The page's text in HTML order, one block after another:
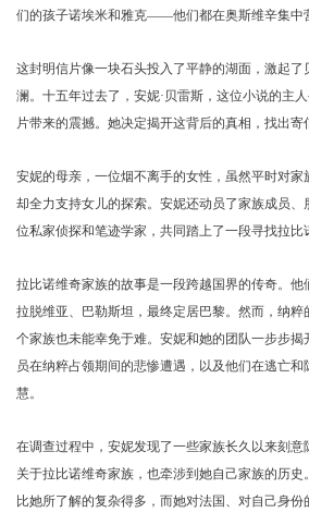
们的孩子诺埃米和雅克——他们都在奥斯维辛集中
这封明信片像一块石头投入了平静的湖面，激起了
澜。十五年过去了，安妮·贝雷斯，这位小说的主
片带来的震撼。她决定揭开这背后的真相，找出寄
安妮的母亲，一位烟不离手的女性，虽然平时对家
却全力支持女儿的探索。安妮还动员了家族成员
位私家侦探和笔迹学家，共同踏上了一段寻找拉比
拉比诺维奇家族的故事是一段跨越国界的传奇。
拉脱维亚、巴勒斯坦，最终定居巴黎。然而，纳
个家族也未能幸免于难。安妮和她的团队一步步
员在纳粹占领期间的悲惨遭遇，以及他们在逃亡
慧。
在调查过程中，安妮发现了一些家族长久以来刻意
关于拉比诺维奇家族，也牵涉到她自己家族的历
比她所了解的复杂得多，而她对法国、对自己身份